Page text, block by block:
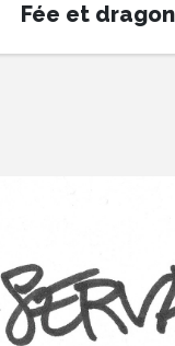
Fée et dragon